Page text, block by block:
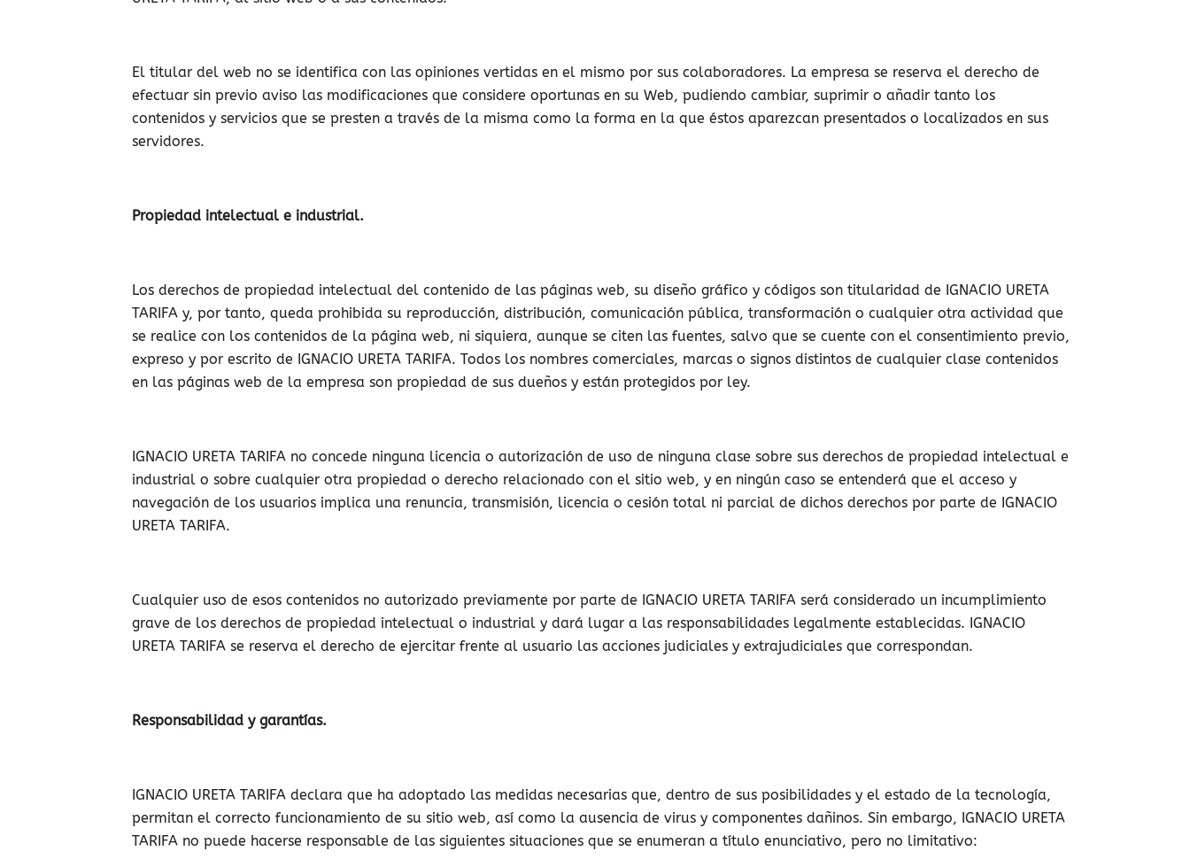
El titular del web no se identifica con las opiniones vertidas en el mismo por sus colaboradores. La empresa se reserva el derecho de
efectuar sin previo aviso las modificaciones que considere oportunas en su Web, pudiendo cambiar, suprimir o añadir tanto los
contenidos y servicios que se presten a través de la misma como la forma en la que éstos aparezcan presentados o localizados en sus
servidores.
Propiedad intelectual e industrial.
Los derechos de propiedad intelectual del contenido de las páginas web, su diseño gráfico y códigos son titularidad de IGNACIO URETA
TARIFA y, por tanto, queda prohibida su reproducción, distribución, comunicación pública, transformación o cualquier otra actividad que
se realice con los contenidos de la página web, ni siquiera, aunque se citen las fuentes, salvo que se cuente con el consentimiento previo,
expreso y por escrito de IGNACIO URETA TARIFA. Todos los nombres comerciales, marcas o signos distintos de cualquier clase contenidos
en las páginas web de la empresa son propiedad de sus dueños y están protegidos por ley.
IGNACIO URETA TARIFA no concede ninguna licencia o autorización de uso de ninguna clase sobre sus derechos de propiedad intelectual e
industrial o sobre cualquier otra propiedad o derecho relacionado con el sitio web, y en ningún caso se entenderá que el acceso y
navegación de los usuarios implica una renuncia, transmisión, licencia o cesión total ni parcial de dichos derechos por parte de IGNACIO
URETA TARIFA.
Cualquier uso de esos contenidos no autorizado previamente por parte de IGNACIO URETA TARIFA será considerado un incumplimiento
grave de los derechos de propiedad intelectual o industrial y dará lugar a las responsabilidades legalmente establecidas. IGNACIO
URETA TARIFA se reserva el derecho de ejercitar frente al usuario las acciones judiciales y extrajudiciales que correspondan.
Responsabilidad y garantías.
IGNACIO URETA TARIFA declara que ha adoptado las medidas necesarias que, dentro de sus posibilidades y el estado de la tecnología,
permitan el correcto funcionamiento de su sitio web, así como la ausencia de virus y componentes dañinos. Sin embargo, IGNACIO URETA
TARIFA no puede hacerse responsable de las siguientes situaciones que se enumeran a título enunciativo, pero no limitativo: